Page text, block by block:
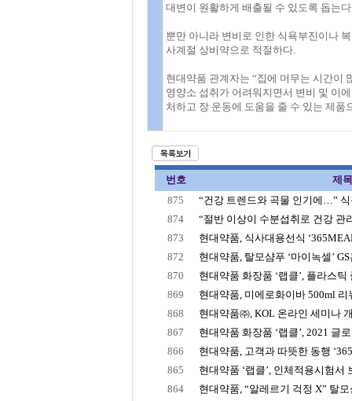
대변이 원활하게 배출될 수 있도록 돕는
뿐만 아니라 변비로 인한 식욕부진이나
사계절 상비약으로 적절하다.
현대약품 관계자는 “집에 머무는 시간이
영양소 섭취가 어려워지면서 변비 및 이
처하고 장 운동에 도움을 줄 수 있는 제품
번호
제목
875
“건강 트렌드와 곡물 인기에…” 식
874
“절반 이상이 수분섭취로 건강 관
873
현대약품, 식사대용선식
872
현대약품, 탈모샴푸 ‘마이녹셀’
870
현대약품 화장품 ‘랩클’, 플라스틱
869
현대약품, 미에로화이바 500ml 리
868
현대약품㈜, KOL 온라인 세미나
867
현대약품 화장품 ‘랩클’, 2021 글
866
현대약품, 고객과 따뜻한 동행
865
현대약품 ‘랩클’, 인체적용시험서
864
현대약품, “알레르기 걱정 X” 탈모